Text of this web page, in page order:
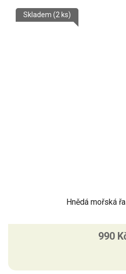
Hnědá mořská
Skladem (2 ks)
990